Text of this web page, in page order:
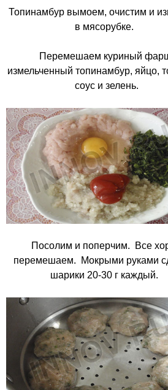
Топинамбур вымоем, очистим и
в мясорубке.
Перемешаем куриный
измельченный топинамбур, яйцо,
соус и зелень.
Посолим и поперчим. Все
перемешаем. Мокрыми руками
шарики 20-30 г каждый.